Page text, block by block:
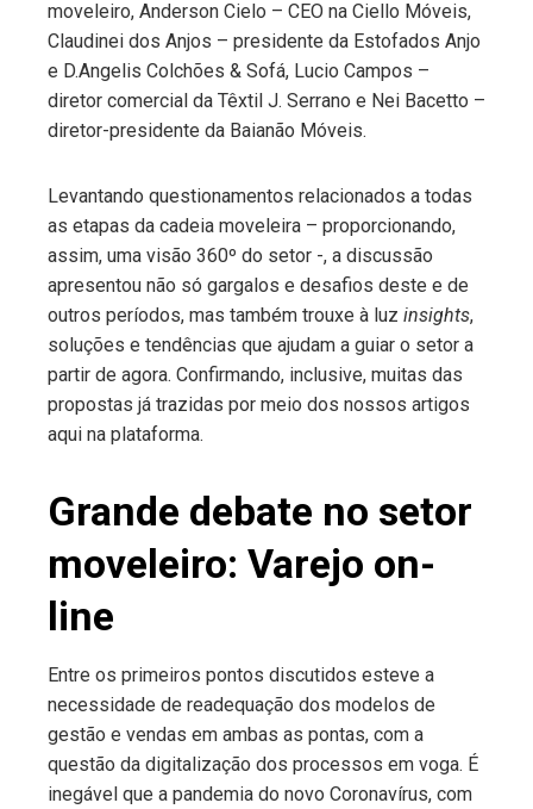
moveleiro, Anderson Cielo – CEO na Ciello Móveis,
Claudinei dos Anjos – presidente da Estofados Anjo
e D.Angelis Colchões & Sofá, Lucio Campos –
diretor comercial da Têxtil J. Serrano e Nei Bacetto –
diretor-presidente da Baianão Móveis.
Levantando questionamentos relacionados a todas
as etapas da cadeia moveleira – proporcionando,
assim, uma visão 360º do setor -, a discussão
apresentou não só gargalos e desafios deste e de
outros períodos, mas também trouxe à luz insights,
soluções e tendências que ajudam a guiar o setor a
partir de agora. Confirmando, inclusive, muitas das
propostas já trazidas por meio dos nossos artigos
aqui na plataforma.
Grande debate no setor
moveleiro: Varejo on-
line
Entre os primeiros pontos discutidos esteve a
necessidade de readequação dos modelos de
gestão e vendas em ambas as pontas, com a
questão da digitalização dos processos em voga. É
inegável que a pandemia do novo Coronavírus, com